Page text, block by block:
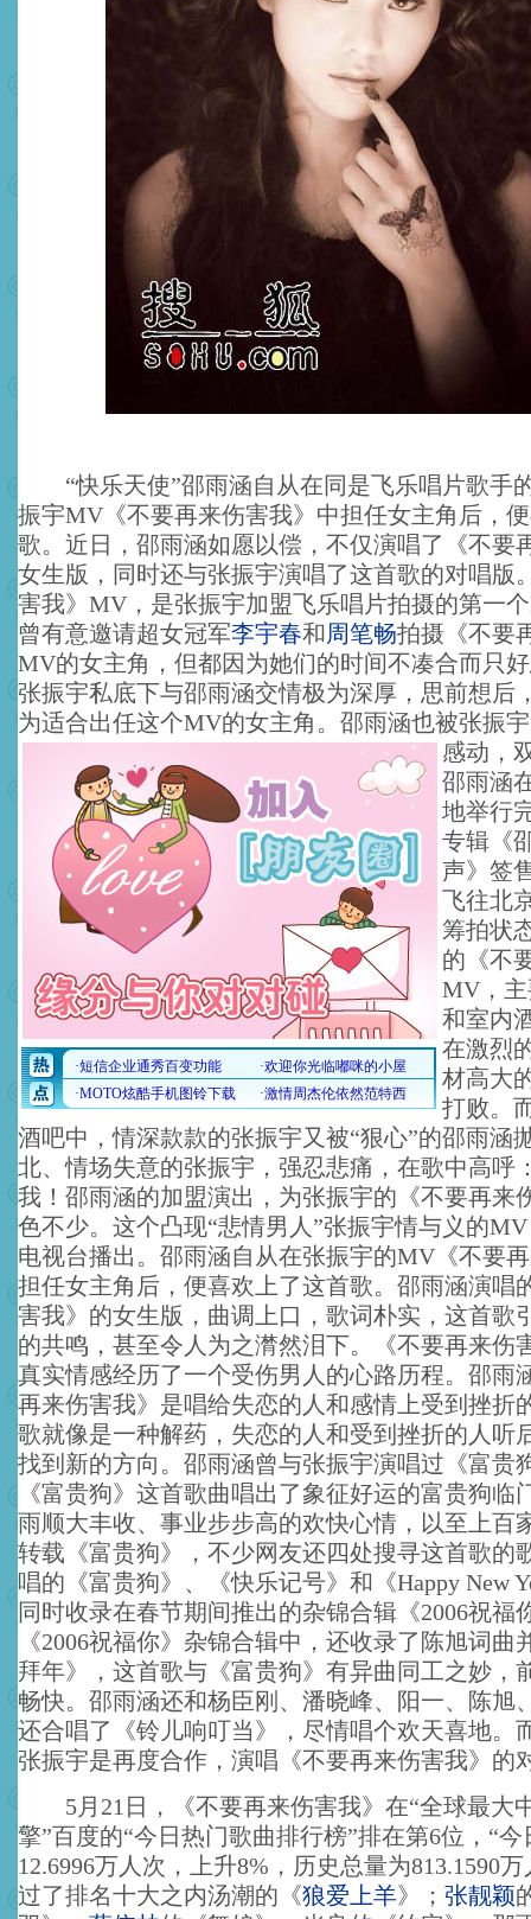
“快乐天使”邵雨涵自从在同是飞乐唱片歌手
振宇MV《不要再来伤害我》中担任女主角后，
歌。近日，邵雨涵如愿以偿，不仅演唱了《不要
女生版，同时还与张振宇演唱了这首歌的对唱版
害我》MV，是张振宇加盟飞乐唱片拍摄的第一
曾有意邀请超女冠军李宇春和 周笔畅拍摄《不要
MV的女主角，但都因为她们的时间不凑合而只
张振宇私底下与邵雨涵交情极为深厚，思前想后
为适合出任这个MV的女主角。 邵雨涵也被张振
感动，
邵雨涵
地举行
专辑《
声》签
飞往北
筹拍状
的《不
MV，
和室内
在激烈
材高大
打败。
酒吧中，情深款款的张振宇又被“狠心”的邵雨涵
北、情场失意的张振宇，强忍悲痛，在歌中高呼
我！邵雨涵的加盟演出，为张振宇的《不要再来
色不少。这个凸现“悲情男人”张振宇情与义的
电视台播出。邵雨涵自从在张振宇的MV《不要
担任女主角后，便喜欢上了这首歌。邵雨涵演唱
害我》的女生版，曲调上口，歌词朴实，这首歌
的共鸣，甚至令人为之潸然泪下。《不要再来伤
真实情感经历了一个受伤男人的心路历程。邵雨
再来伤害我》是唱给失恋的人和感情上受到挫折
歌就像是一种解药，失恋的人和受到挫折的人听
找到新的方向。邵雨涵曾与张振宇演唱过《富贵
《富贵狗》这首歌曲唱出了象征好运的富贵狗临
雨顺大丰收、事业步步高的欢快心情，以至上百
转载《富贵狗》，不少网友还四处搜寻这首歌的
唱的《富贵狗》、《快乐记号》和《Happy New
同时收录在春节期间推出的杂锦合辑《2006祝福
《2006祝福你》杂锦合辑中，还收录了陈旭词曲
拜年》，这首歌与《富贵狗》有异曲同工之妙，
畅快。邵雨涵还和杨臣刚、潘晓峰、阳一、陈旭
还合唱了《铃儿响叮当》，尽情唱个欢天喜地。
张振宇是再度合作，演唱《不要再来伤害我》的
5月21日，《不要再来伤害我》在“全球最大
擎”百度的“今日热门歌曲排行榜”排在第6位，“今
12.6996万人次，上升8%，历史总量为813.1590
过了排名十大之内汤潮的《狼爱上羊》； 张靓颖